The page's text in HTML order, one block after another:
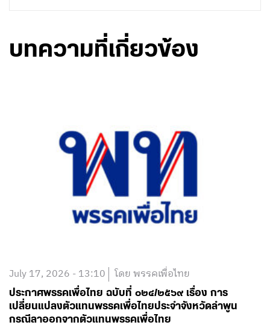
บทความที่เกี่ยวข้อง
July 17, 2026 - 13:10 โดย พรรคเพื่อไทย
ประกาศพรรคเพื่อไทย ฉบับที่ ๐๒๔/๒๕๖๙ เรื่อง การ
เปลี่ยนแปลงตัวแทนพรรคเพื่อไทยประจำจังหวัดลำพูน
กรณีลาออกจากตัวแทนพรรคเพื่อไทย